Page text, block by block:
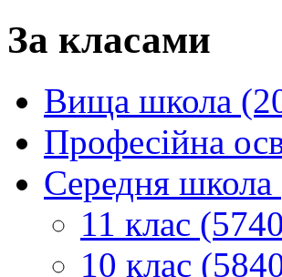
За класами
Вища школа
Професійна
Середня
11 клас
10 клас